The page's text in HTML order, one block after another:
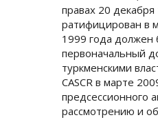
правах 20
ратифицирован в
1999 года должен
первоначальный
туркменскими
CASCR в марте
предсессионного
рассмотрению и